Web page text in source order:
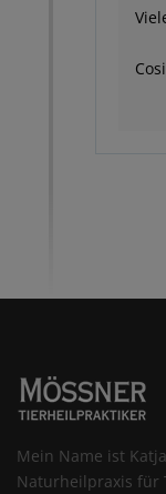
Mein Name ist
Naturheilpraxis für